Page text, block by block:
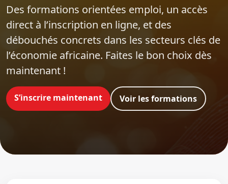
Des formations orientées emploi‍, un accès
direct à l’inscription en ligne, et des
débouchés concrets dans les secteurs clés de
l’économie africaine. Faites le bon choix dès
maintenant !
S’inscrire maintenant Voir les formations